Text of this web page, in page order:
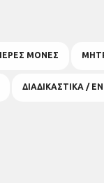
ΙΕΡΕΣ ΜΟΝΕΣ
ΔΙΑΔΙΚΑΣΤΙΚΑ /